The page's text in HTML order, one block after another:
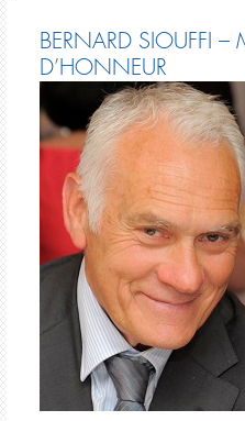
BERNARD SIOUFFI –
D’HONNEUR